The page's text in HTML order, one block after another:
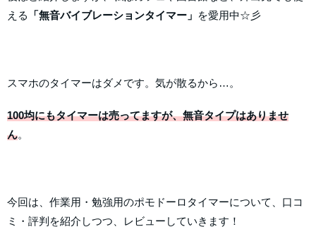
える
「無音バイブレーションタイマー」 を愛用中☆彡
スマホのタイマーはダメです。気が散るから…。
100均にもタイマーは売ってますが、無音タイプはありませ
ん。
今回は、作業用・勉強用のポモドーロタイマーについて、口コ
ミ・評判を紹介しつつ、レビューしていきます！